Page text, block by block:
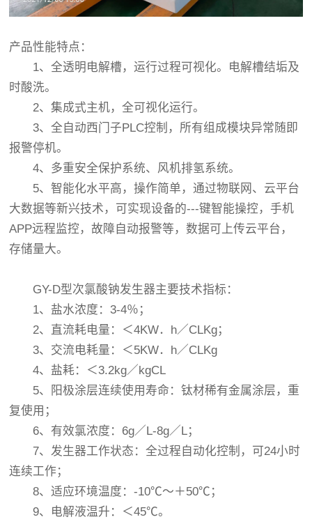
产品性能特点：
1、全透明电解槽，运行过程可视化。电解槽结垢及
时酸洗。
2、集成式主机，全可视化运行。
3、全自动西门子PLC控制，所有组成模块异常随即
报警停机。
4、多重安全保护系统、风机排氢系统。
5、智能化水平高，操作简单，通过物联网、云平台
大数据等新兴技术，可实现设备的---键智能操控，手机
APP远程监控，故障自动报警等，数据可上传云平台，
存储量大。
GY-D型次氯酸钠发生器主要技术指标：
1、盐水浓度：3-4％；
2、直流耗电量：＜4KW．h／CLKg；
3、交流电耗量：＜5KW．h／CLKg
4、盐耗：＜3.2kg／kgCL
5、阳极涂层连续使用寿命：钛材稀有金属涂层，重
复使用；
6、有效氯浓度：6g／L-8g／L；
7、发生器工作状态：全过程自动化控制，可24小时
连续工作；
8、适应环境温度：-10℃～＋50℃；
9、电解液温升：＜45℃。